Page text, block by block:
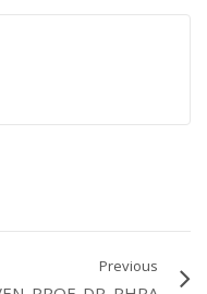
Previous